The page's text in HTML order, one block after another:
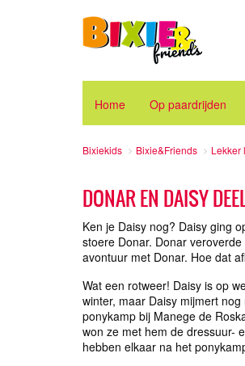
Home Op paardrijden
Bixiekids Bixie&Friends Lekker
DONAR EN DAISY
Ken je Daisy nog? Daisy ging
stoere Donar. Donar
avontuur met Donar. Hoe dat
Wat een rotweer! Daisy is op
winter, maar Daisy mijmert
ponykamp bij Manege de
won ze met hem de dressuur-
hebben elkaar na het